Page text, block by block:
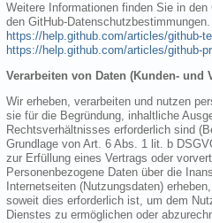
Weitere Informationen finden Sie in
den GitHub-
https://help.github.com/articles/github-
https://help.github.com/articles/github-
Verarbeiten von Daten (Kunden- und
Wir erheben, verarbeiten und nutzen
sie für die Begründung, inhaltliche
Rechtsverhältnisses erforderlich sind
Grundlage von Art. 6 Abs. 1 lit. b
zur Erfüllung eines Vertrags oder
Personenbezogene Daten über die
Internetseiten (Nutzungsdaten)
soweit dies erforderlich ist, um dem
Dienstes zu ermöglichen oder